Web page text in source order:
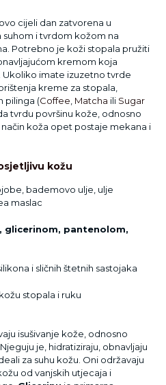
cijeli dan zatvorena u
suhom i tvrdom kožom na
Potrebno je koži stopala pružiti
kremom koja
Ukoliko imate izuzetno tvrde
kreme za stopala,
pilinga (Coffee Matcha ili Sugar
tvrdu površinu kože, odnosno
koža opet postaje mekana i
kožu
bademovo ulje, ulje
maslac
glicerinom, pantenolom,
i sličnih štetnih sastojaka
stopala i ruku
isušivanje kože, odnosno
je, hidratiziraju, obnavljaju
za suhu kožu. Oni održavaju
od vanjskih utjecaja i